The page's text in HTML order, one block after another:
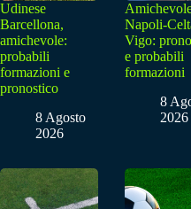
Udinese
Barcellona,
amichevole:
probabili
formazioni e
pronostico
8 Agosto
2026
Napoli-
Vigo:
e probabili
formazioni
8
2026